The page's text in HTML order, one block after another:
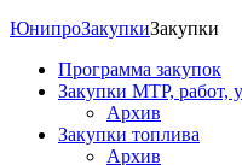
ЮнипроЗакупкиЗакупки
Программа закупок
Закупки МТР, работ,
Архив
Закупки топлива
Архив